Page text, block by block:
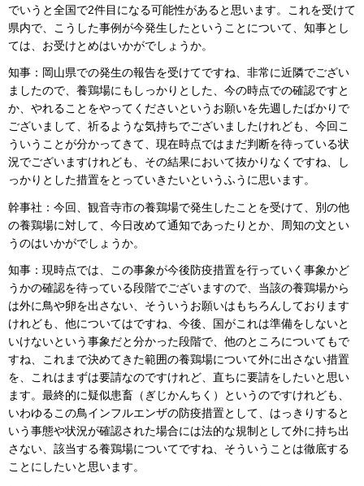
でいうと全国で2件目になる可能性があると思います。これを受けて
県内で、こうした事例が今発生したということについて、知事とし
ては、お受けとめはいかがでしょうか。
知事：岡山県での発生の報告を受けてですね、非常に近隣でござい
ましたので、養鶏場にもしっかりとした、今の時点での確認ですと
か、やれることをやってくださいというお願いを先週したばかりで
ございまして、祈るような気持ちでございましたけれども、今回こ
ういうことが分かってきて、現在時点ではまだ判断を待っている状
況でございますけれども、その結果において抜かりなくですね、し
っかりとした措置をとっていきたいというふうに思います。
幹事社：今回、観音寺市の養鶏場で発生したことを受けて、別の他
の養鶏場に対して、今日改めて通知であったりとか、周知の文とい
うのはいかがでしょうか。
知事：現時点では、この事象が今後防疫措置を行っていく事象かど
うかの確認を待っている段階でございますので、当該の養鶏場から
は外に鳥や卵を出さない、そういうお願いはもちろんしております
けれども、他についてはですね、今後、国がこれは準備をしないと
いけないという事象だと分かった段階で、他のところについてもで
すね、これまで決めてきた範囲の養鶏場について外に出さない措置
を、これはまずは要請なのですけれど、直ちに要請をしたいと思い
ます。最終的に疑似患畜（ぎじかんちく）というのですけれども、
いわゆるこの鳥インフルエンザの防疫措置として、はっきりすると
いう事態や状況が確認された場合には法的な規制として外に持ち出
さない、該当する養鶏場についてですね、そういうことは徹底する
ことにしたいと思います。